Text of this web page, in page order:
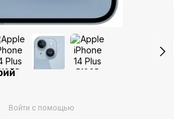
Войти с помощью